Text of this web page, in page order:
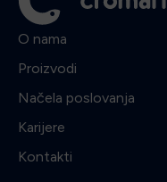
O nama
Proizvodi
Načela poslovanja
Karijere
Kontakti